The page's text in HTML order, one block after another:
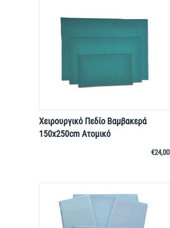
Χειρουργικό Πεδίο Βαμβακερά
150x250cm Ατομικό
€24,00